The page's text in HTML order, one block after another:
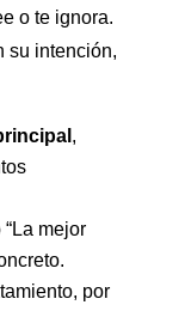
o te ignora.
su intención,
,
mejor
por